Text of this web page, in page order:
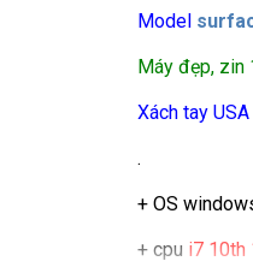
Model
Máy đẹp, zin
Xách tay USA
.
+ OS
+ cpu i7 10th